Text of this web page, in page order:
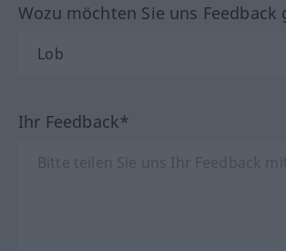
Wozu möchten Sie uns Feedback
Ihr Feedback*